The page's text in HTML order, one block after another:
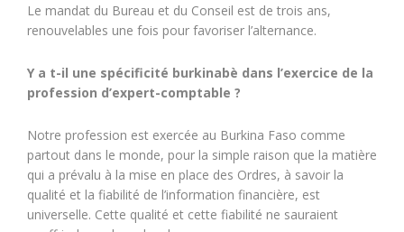
Le mandat du Bureau et du Conseil est de trois ans,
renouvelables une fois pour favoriser l’alternance.
Y a t-il une spécificité burkinabè dans l’exercice de la
profession d’expert-comptable ?
Notre profession est exercée au Burkina Faso comme
partout dans le monde, pour la simple raison que la matière
qui a prévalu à la mise en place des Ordres, à savoir la
qualité et la fiabilité de l’information financière, est
universelle. Cette qualité et cette fiabilité ne sauraient